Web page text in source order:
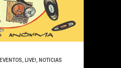
EVENTOS, LIVE!, NOTICIAS